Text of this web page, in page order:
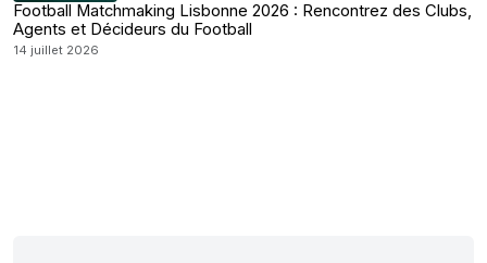
Football Matchmaking Lisbonne 2026 : Rencontrez des Clubs,
Agents et Décideurs du Football
14 juillet 2026